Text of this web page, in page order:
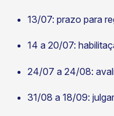
13/07: prazo para
14 a 20/07:
24/07 a 24/08:
31/08 a 18/09: